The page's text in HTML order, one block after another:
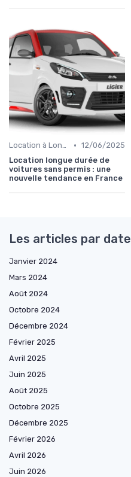
Location à Long Terme • 12/06/2025
Location longue durée de
voitures sans permis : une
nouvelle tendance en France
Les articles par date
Janvier 2024
Mars 2024
Août 2024
Octobre 2024
Décembre 2024
Février 2025
Avril 2025
Juin 2025
Août 2025
Octobre 2025
Décembre 2025
Février 2026
Avril 2026
Juin 2026